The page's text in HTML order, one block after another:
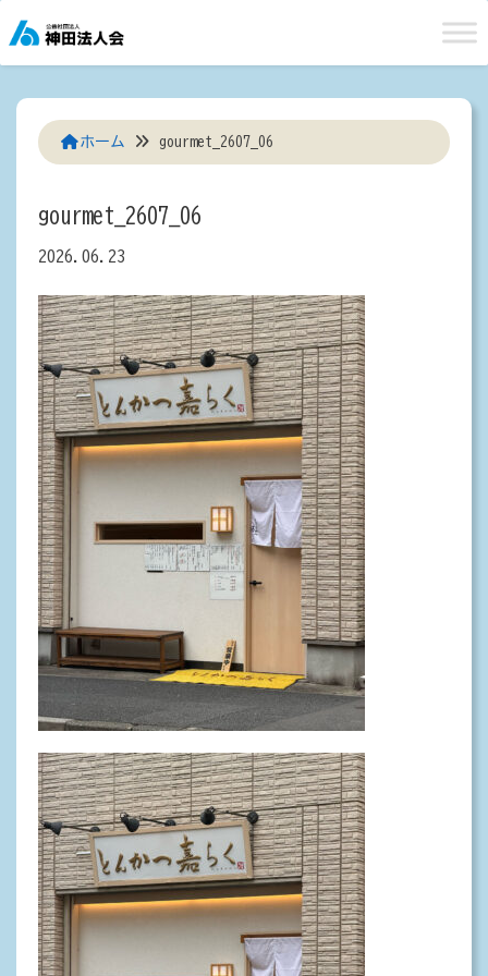
to
content
ホーム gourmet_2607_06
gourmet_2607_06
2026.06.23